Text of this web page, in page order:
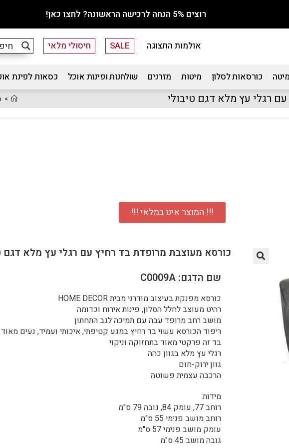
רוצים 5% הנחה לרכישה הראשונה? לחצו כאן!
אולמות התצוגה SALE חיסולי מלאי
כורסאות לסלון מיטות מזרנים שולחנות ופינות אוכל כסאות לפינת
רגלי עץ מלא דגם טיבולי >
!!! המוצר אינו במלאי !!!
כורסא מעוצבת מרופדת בד רחיץ עם רגלי עץ מלא דגם
שם הדגם: C0009A
כורסא מפנקת בעיצוב מודרני מבית HOME DECOR
רהיט מעוצב לחלל הסלון, פינות אירוח וכדומה
מושב רחב מרופד עבה עם תמיכה לגב התחתון
ריפוד הכורסא עשוי בד רחיץ במגע קטיפתי, איכותי ועמיד, נעים
בד זה פרקטי מאוד בתחזוקה וניקוי
רגלי עץ מלא בגוון כהה
גוון ירוק-חום
הרכבה עצמית פשוטה
מידות:
רוחב 77, עומק 84, גובה 79 ס"מ
רוחב מושב פנימי 55 ס"מ
עומק מושב פנימי 57 ס"מ
גובה מושב 45 ס"מ